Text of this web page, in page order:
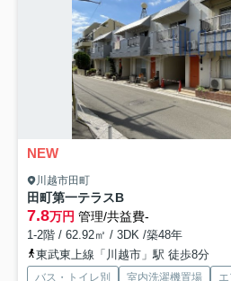
NEW
川越市田町
田町第一テラスB
7.8万円 管理/共益費-
1-2階 / 62.92㎡ / 3DK /築48年
東武東上線「川越市」駅 徒歩8分
バス・トイレ別 室内洗濯機置場